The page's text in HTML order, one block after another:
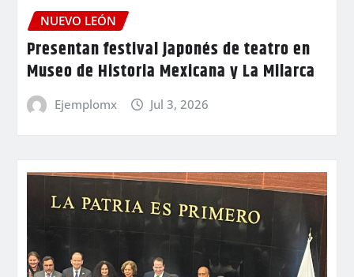
NUEVO LEÓN
Presentan festival japonés de teatro en
Museo de Historia Mexicana y La Milarca
Ejemplomx Jul 3, 2026